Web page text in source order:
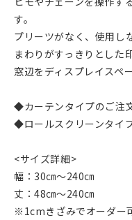
す。
プリーツがなく、使用し
まわりがすっきりとした
窓辺をディスプレイスペ
◆カーテンタイプのご注
◆ロールスクリーンタイ
<サイズ詳細>
幅：30㎝～240㎝
丈：48㎝～240㎝
※1cmきざみでオーダー